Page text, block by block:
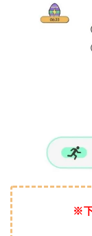
※